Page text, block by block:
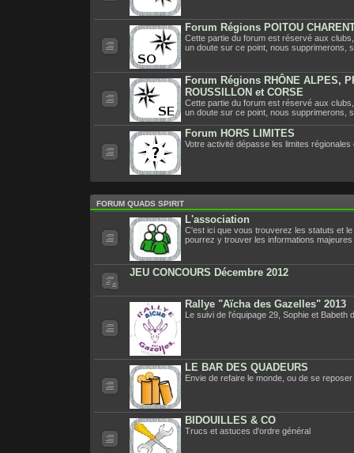
Forum Régions POITOU
Cette partie du forum est réservé aux
un doute sur ce point, nous supprimerons,
Forum Régions RHÔNE ALPES,
ROUSSILLON et CORSE
Cette partie du forum est réservé aux
un doute sur ce point, nous supprimerons,
Forum HORS LIMITES
Votre activité dépasse les limites
FORUM QUADS SPIRIT
L'association
C'est ici que vous trouverez les statuts et
pourrez y trouver les informations majeures
JEU CONCOURS Décembre 2012
Rallye "Aïcha des Gazelles" 2013
Le suivi de l'équipage 29, Sophie et Babeth
LE BAR DES QUADEURS
Envie de refaire le monde, ou de se reposer
BIDOUILLES & CO
Trucs et astuces d'ordre général